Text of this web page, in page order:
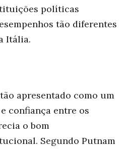
políticas
tão diferentes
Itália.
apresentado como um
confiança entre os
o bom
Segundo Putnam